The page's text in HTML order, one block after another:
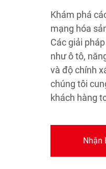
Khám phá
mạng hóa
Các giải
như ô tô,
và độ chính
chúng tôi
khách hàng
Nhận